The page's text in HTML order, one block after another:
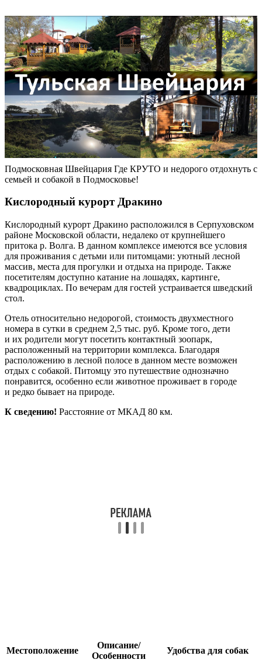
Подмосковная Швейцария Где КРУТО и недорого отдохнуть с
семьей и собакой в Подмосковье!
Кислородный курорт Дракино
Кислородный курорт Дракино расположился в Серпуховском
районе Московской области, недалеко от крупнейшего
притока р. Волга. В данном комплексе имеются все условия
для проживания с детьми или питомцами: уютный лесной
массив, места для прогулки и отдыха на природе. Также
посетителям доступно катание на лошадях, картинге,
квадроциклах. По вечерам для гостей устраивается шведский
стол.
Отель относительно недорогой, стоимость двухместного
номера в сутки в среднем 2,5 тыс. руб. Кроме того, дети
и их родители могут посетить контактный зоопарк,
расположенный на территории комплекса. Благодаря
расположению в лесной полосе в данном месте возможен
отдых с собакой. Питомцу это путешествие однозначно
понравится, особенно если животное проживает в городе
и редко бывает на природе.
К сведению! Расстояние от МКАД 80 км.
Местоположение
Описание/
Особенности
Удобства для собак